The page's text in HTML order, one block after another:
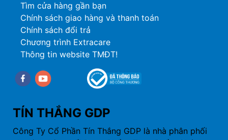
Tìm cửa hàng gần bạn
Chính sách giao hàng và thanh toán
Chính sách đổi trả
Chương trình Extracare
Thông tin website TMĐT!
Facebookyoutube
TÍN THẮNG GDP
Công Ty Cổ Phần Tín Thắng GDP là nhà phân phối